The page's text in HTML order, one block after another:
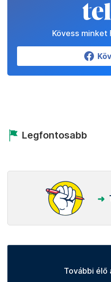
Kövess minket
Legfontosabb
További élő